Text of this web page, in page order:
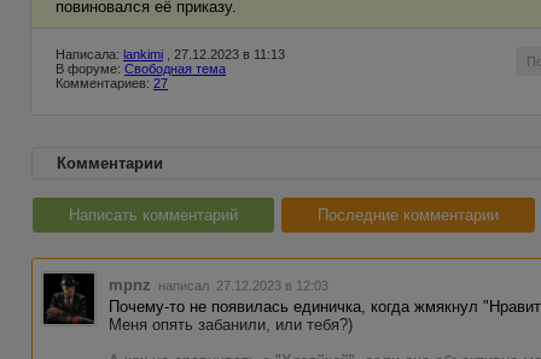
повиновался её приказу.
Написала: lankimi , 27.12.2023 в 11:13
В форуме: Свободная тема
Комментариев: 27
Комментарии
Написать комментарий Последние комментарии
mpnz написал 27.12.2023 в 12:03
Почему-то не появилась единичка, когда жмякнул
Меня опять забанили, или тебя?)